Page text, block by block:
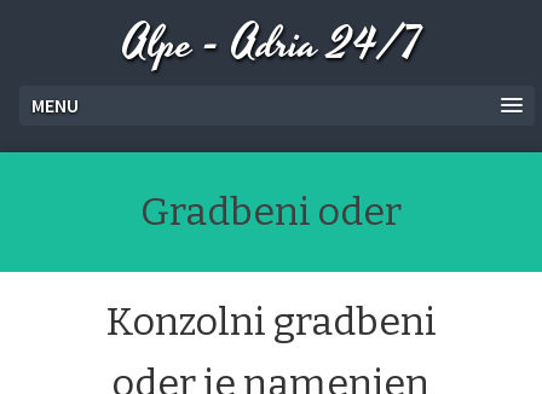
Alpe - Adria 24/7
MENU
Gradbeni oder
Konzolni gradbeni
oder je namenjen